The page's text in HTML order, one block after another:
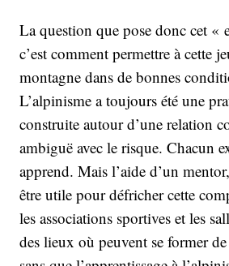
La question que pose donc cet «
c’est comment permettre à cette
montagne dans de bonnes
L’alpinisme a toujours été une
construite autour d’une relation
ambiguë avec le risque. Chacun
apprend. Mais l’aide d’un
être utile pour défricher cette
les associations sportives et les
des lieux où peuvent se former